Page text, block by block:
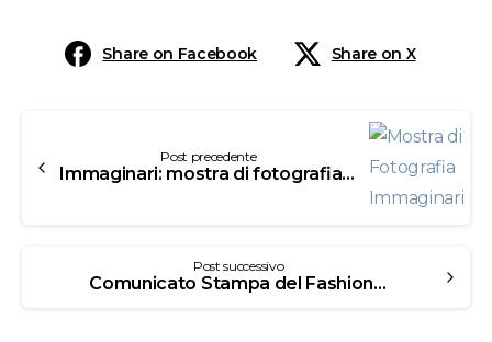
Share on Facebook Share on X
Post precedente
Immaginari: mostra di fotografia degli allievi del terzo anno
Post successivo
Comunicato Stampa del Fashion Show N’UOVO